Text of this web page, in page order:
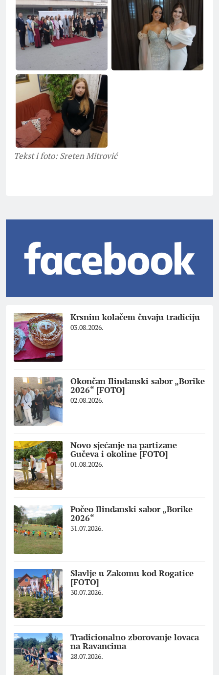
Tekst i foto: Sreten Mitrović
Krsnim kolačem čuvaju tradiciju
03.08.2026.
Okončan Ilindanski sabor „Borike
2026“ [FOTO]
02.08.2026.
Novo sjećanje na partizane
Gučeva i okoline [FOTO]
01.08.2026.
Počeo Ilindanski sabor „Borike
2026“
31.07.2026.
Slavlje u Zakomu kod Rogatice
[FOTO]
30.07.2026.
Tradicionalno zborovanje lovaca
na Ravancima
28.07.2026.